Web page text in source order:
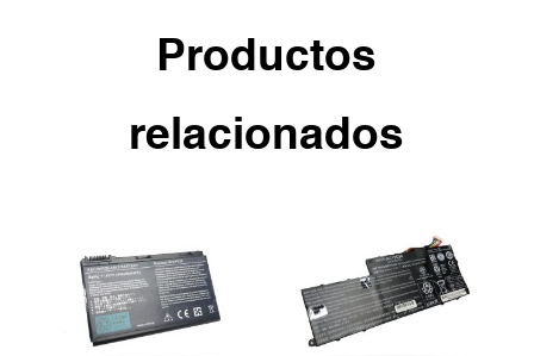
Productos
relacionados